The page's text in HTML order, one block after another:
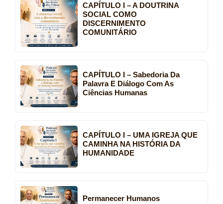
CAPÍTULO I – A DOUTRINA
SOCIAL COMO
DISCERNIMENTO
COMUNITÁRIO
CAPÍTULO I – Sabedoria Da
Palavra E Diálogo Com As
Ciências Humanas
CAPÍTULO I – UMA IGREJA QUE
CAMINHA NA HISTÓRIA DA
HUMANIDADE
Permanecer Humanos